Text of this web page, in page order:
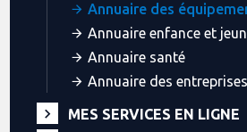
Annuaire des
Annuaire enfance et
Annuaire santé
Annuaire des entreprises
MES SERVICES EN LIGNE